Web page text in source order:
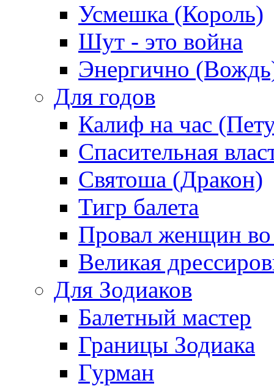
Усмешка (Король)
Шут - это война
Энергично
Для годов
Калиф на час
Спасительная
Святоша (Дракон)
Тигр балета
Провал женщин во
Великая
Для Зодиаков
Балетный мастер
Границы Зодиака
Гурман